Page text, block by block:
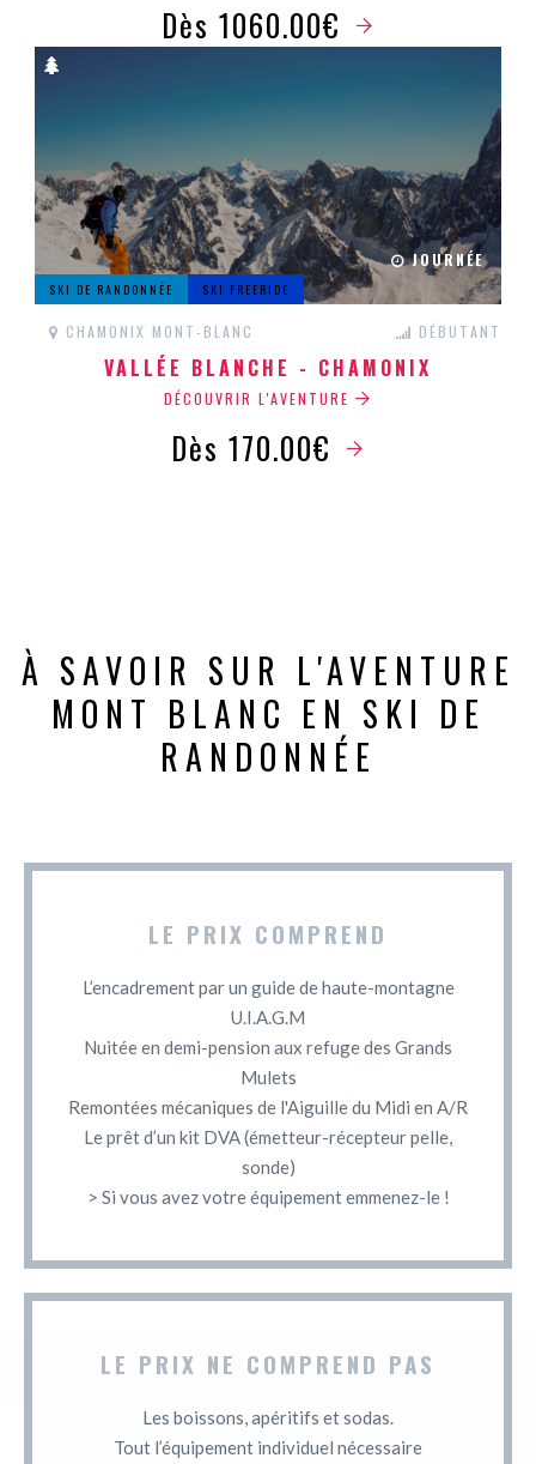
Dès 1060.00€
JOURNÉE
SKI DE RANDONNÉE SKI FREERIDE
CHAMONIX MONT-BLANC DÉBUTANT
VALLÉE BLANCHE - CHAMONIX
DÉCOUVRIR L'AVENTURE
Dès 170.00€
À SAVOIR SUR L'AVENTURE
MONT BLANC EN SKI DE
RANDONNÉE
LE PRIX COMPREND
L’encadrement par un guide de haute-montagne
U.I.A.G.M
Nuitée en demi-pension aux refuge des Grands
Mulets
Remontées mécaniques de l'Aiguille du Midi en A/R
Le prêt d’un kit DVA (émetteur-récepteur pelle,
sonde)
> Si vous avez votre équipement emmenez-le !
LE PRIX NE COMPREND PAS
Les boissons, apéritifs et sodas.
Tout l’équipement individuel nécessaire